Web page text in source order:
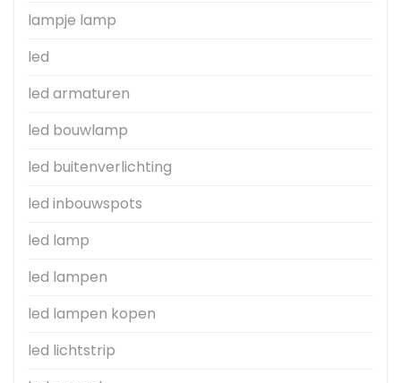
lampje lamp
led
led armaturen
led bouwlamp
led buitenverlichting
led inbouwspots
led lamp
led lampen
led lampen kopen
led lichtstrip